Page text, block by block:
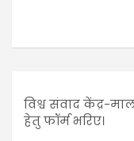
विश्व संवाद केंद्र-
हेतु फॉर्म भरिए।